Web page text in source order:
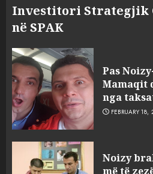
Investitori Strategjik
në SPAK
Pas
Mamaqit
nga
FEBRUARY 18,
Noizy
më të
sulmuan